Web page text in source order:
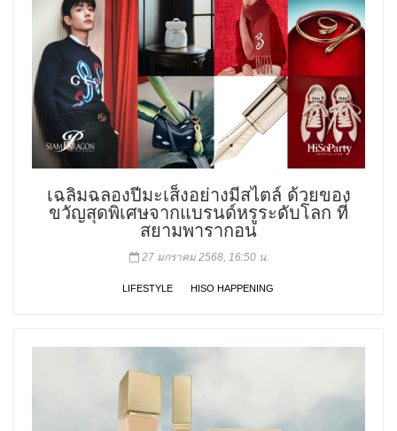
เฉลิมฉลองปีมะเส็งอย่างมีสไตล์ ด้วยของ
ขวัญสุดพิเศษจากแบรนด์หรูระดับโลก ที่
สยามพารากอน
27 มกราคม 2568, 16:50 น.
LIFESTYLE HISO HAPPENING